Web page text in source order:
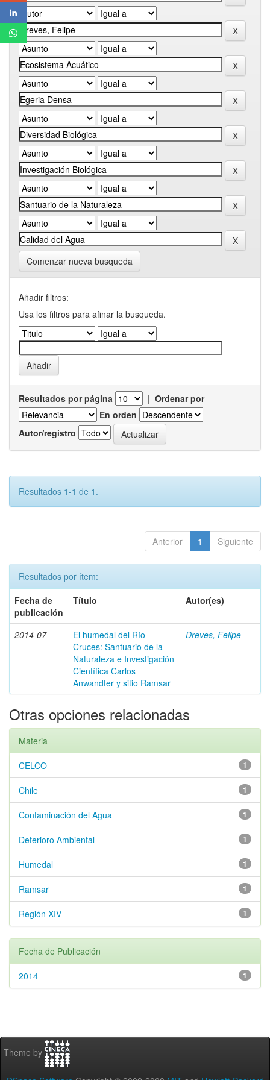
Comenzar nueva busqueda
Añadir filtros:
Usa los filtros para afinar la busqueda.
Resultados por página | Ordenar por
En orden
Autor/registro
Resultados 1-1 de 1.
Anterior 1 Siguiente
Resultados por ítem:
Fecha de
publicación
Título Autor(es)
2014-07
El humedal del Río
Cruces: Santuario de la
Naturaleza e Investigación
Científica Carlos
Anwandter y sitio Ramsar
Dreves, Felipe
Otras opciones relacionadas
Materia
1
CELCO
1
Chile
1
Contaminación del Agua
1
Deterioro Ambiental
1
Humedal
1
Ramsar
1
Región XIV
Fecha de Publicación
1
2014
Theme by